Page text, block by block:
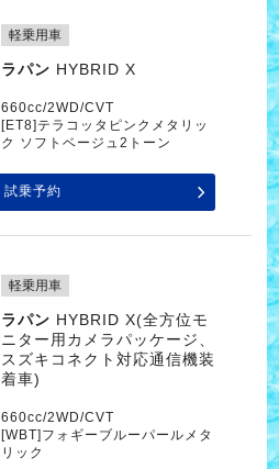
軽乗用車
ラパン HYBRID X
660cc/2WD/CVT
[ET8]テラコッタピンクメタリッ
ク ソフトベージュ2トーン
試乗予約
軽乗用車
ラパン HYBRID X(全方位モ
ニター用カメラパッケージ、
スズキコネクト対応通信機装
着車)
660cc/2WD/CVT
[WBT]フォギーブルーパールメタ
リック